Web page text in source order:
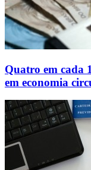
Quatro em cada
em economia